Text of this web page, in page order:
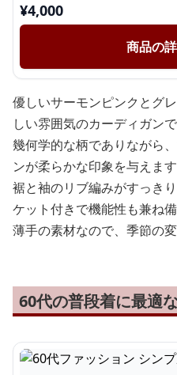
¥4,000
商品の
優しいサーモンピンクとグ
しい雰囲気のカーディガンで
幾何学的な柄でありながら
ンが柔らかな印象を与えます
裾と袖のリブ編みがすっき
ケット付きで機能性も兼ね備
薄手の素材なので、季節の
60代の普段着に最適